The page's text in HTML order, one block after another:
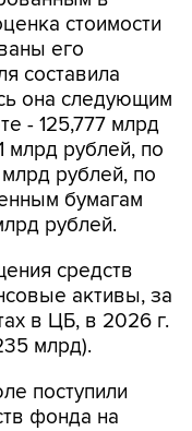
в ЦБ, в 2026 г.
млрд).
поступили
фонда на
рублей, в
1,435 млрд
российских
на
вВТБ- 16,1 млн
рублей,
$78,1 млн.